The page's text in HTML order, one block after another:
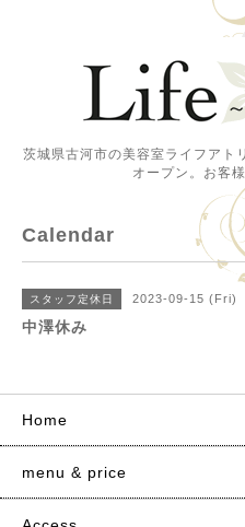
茨城県古河市の美容室ライフアト
オープン。お客
Calendar
スタッフ定休日 2023-09-15 (Fri)
中澤休み
Home
menu & price